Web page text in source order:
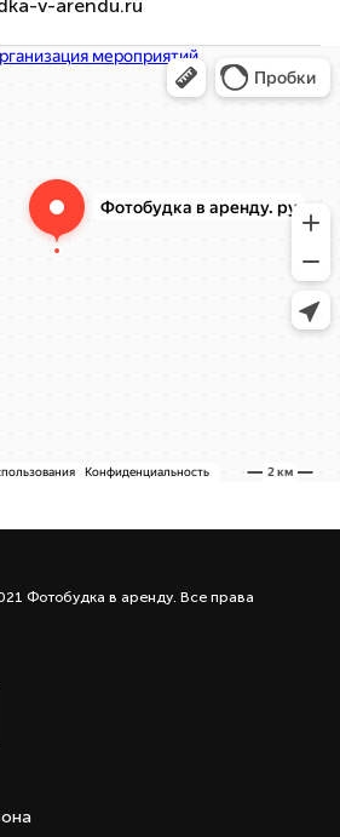
v-arendu.ru
Фотобудка в аренду. Все права